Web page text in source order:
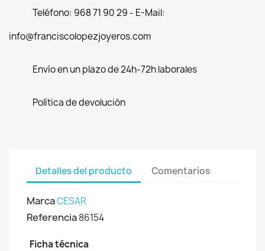
Teléfono: 968 71 90 29 - E-Mail:
info@franciscolopezjoyeros.com
Envío en un plazo de 24h-72h laborales
Política de devolución
Detalles del producto Comentarios
MarcaCESAR
Referencia86154
Ficha técnica